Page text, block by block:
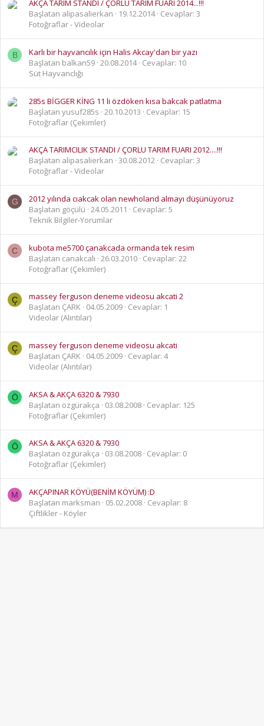
AKÇA TARIM STANDI / ÇORLU TARIM FUARI 2014...!!!
Başlatan alipasalierkan
19.12.2014 Cevaplar: 3
Fotoğraflar - Videolar
B
Karlı bir hayvancılık için Halis Akcay'dan bir yazı
Başlatan balkan59 20.08.2014 Cevaplar: 10
Süt Hayvanclığı
285s BİGGER KİNG 11 li özdöken kısa bakcak patlatma
Başlatan yusuf285s 20.10.2013
Cevaplar: 15
Fotoğraflar (Çekimler)
AKÇA TARIMCILIK STANDI / ÇORLU TARIM FUARI 2012....!!!
Başlatan alipasalierkan 30.08.2012 Cevaplar: 3
Fotoğraflar - Videolar
G
2012 yılında cıakcak olan newholand almayı düşünüyoruz
Başlatan göçülü 24.05.2011
Cevaplar: 5
Teknik Bilgiler-Yorumlar
C
kubota me5700 çanakcada ormanda tek resim
Başlatan canakcalı 26.03.2010 Cevaplar: 22
Fotoğraflar (Çekimler)
Ç
massey ferguson deneme videosu akcati 2
Başlatan ÇARK 04.05.2009 Cevaplar: 1
Videolar (Alıntılar)
Ç
massey ferguson deneme videosu akcati
Başlatan ÇARK 04.05.2009 Cevaplar: 4
Videolar (Alıntılar)
Ö
AKSA & AKÇA 6320 & 7930
Başlatan özgürakça
03.08.2008 Cevaplar: 125
Fotoğraflar (Çekimler)
Ö
AKSA & AKÇA 6320 & 7930
Başlatan özgürakça
03.08.2008 Cevaplar: 0
Fotoğraflar (Çekimler)
M
AKÇAPINAR KÖYÜ(BENİM KÖYÜM) :D
Başlatan marksman
05.02.2008 Cevaplar: 8
Çiftlikler - Köyler